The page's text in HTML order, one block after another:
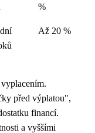
%
Až 20 %
před výplatou",
financí.
a vyššími